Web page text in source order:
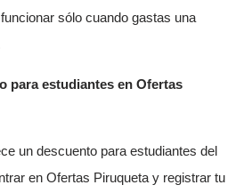
sólo cuando gastas una
para estudiantes en Ofertas
un descuento para estudiantes del
en Ofertas Piruqueta y registrar tu